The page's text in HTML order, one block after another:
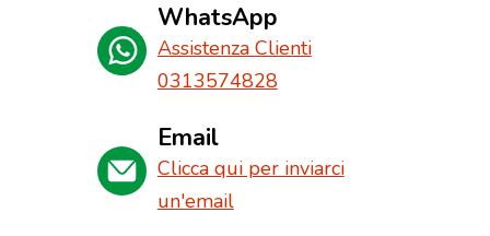
WhatsApp
Assistenza Clienti
0313574828
Email
Clicca qui per inviarci
un'email